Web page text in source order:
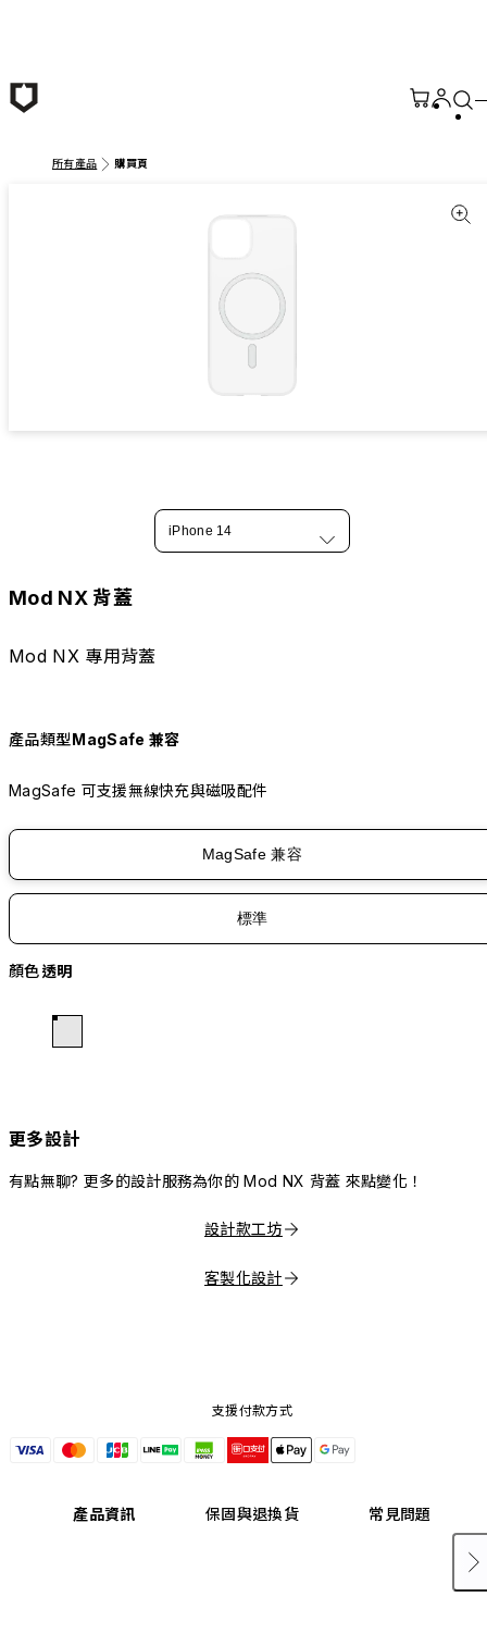
所有產品 購買頁
iPhone 14
Mod NX 背蓋
Mod NX 專用背蓋
產品類型MagSafe 兼容
MagSafe 可支援無線快充與磁吸配件
MagSafe 兼容
標準
顏色透明
更多設計
有點無聊? 更多的設計服務為你的 Mod NX 背蓋 來點變化！
設計款工坊
客製化設計
支援付款方式
產品資訊 保固與退換貨 常見問題